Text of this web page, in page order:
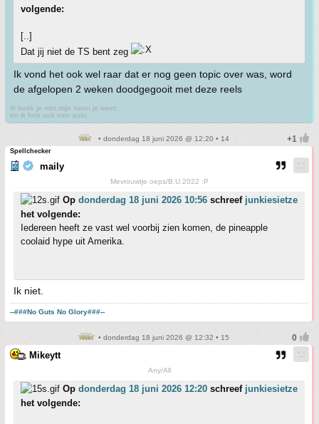
volgende:
[..]
Dat jij niet de TS bent zeg
Ik vond het ook wel raar dat er nog geen topic over was, word
de afgelopen 2 weken doodgegooit met deze reels
Ik boek je met mijn neon je weet.
en ik heb ook een auto.
• donderdag 18 juni 2026 @ 12:20 • 14
Spellchecker
maily
Mevrouwtje oeps/B.U.2022 :P
Op donderdag 18 juni 2026 10:56 schreef junkiesietze
het volgende:
Iedereen heeft ze vast wel voorbij zien komen, de pineapple
coolaid hype uit Amerika.
Ik niet.
--###No Guts No Glory###--
• donderdag 18 juni 2026 @ 12:32 • 15
Mikeytt
Any/All
Op donderdag 18 juni 2026 12:20 schreef junkiesietze
het volgende: